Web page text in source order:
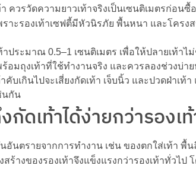
ควรวัดความยาวเท้าจริงเป็นเซนติเมตรก่อนซื้
ราะรองเท้าเซฟตี้มีหัวนิรภัย พื้นหนา และโครง
ระมาณ 0.5–1 เซนติเมตร เพื่อให้ปลายเท้าไม่
มถุงเท้าที่ใช้ทำงานจริง และควรลองช่วงบ่าย
บเกินไปจะเสี่ยงกัดเท้า เจ็บนิ้ว และปวดฝ่าเท้
นกัน
กัดเท้าได้ง่ายกว่ารองเ
อันตรายจากการทำงาน เช่น ของตกใส่เท้า พื้
ร้างของรองเท้าจึงแข็งแรงกว่ารองเท้าทั่วไป